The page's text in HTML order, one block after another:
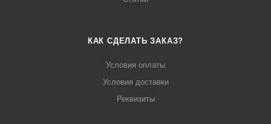
КАК СДЕЛАТЬ ЗАКАЗ?
Условия оплаты
Условия доставки
Реквизиты